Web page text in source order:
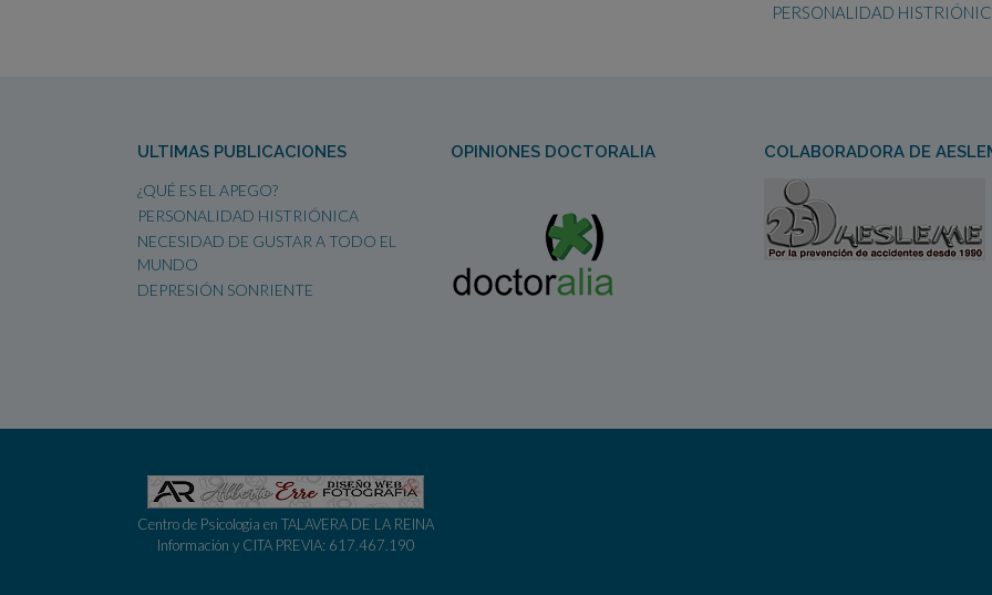
PERSONALIDAD
ULTIMAS PUBLICACIONES
¿QUÉ ES EL APEGO?
PERSONALIDAD HISTRIÓNICA
NECESIDAD DE GUSTAR A TODO EL
MUNDO
DEPRESIÓN SONRIENTE
OPINIONES DOCTORALIA COLABORADORA DE
Centro de Psicologia en TALAVERA DE LA REINA
Información y CITA PREVIA: 617.467.190